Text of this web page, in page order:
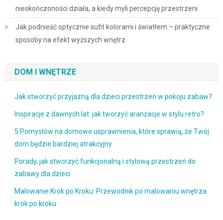
nieskończoności działa, a kiedy myli percepcję przestrzeni
Jak podnieść optycznie sufit kolorami i światłem – praktyczne
sposoby na efekt wyższych wnętrz
DOM I WNĘTRZE
Jak stworzyć przyjazną dla dzieci przestrzeń w pokoju zabaw?
Inspiracje z dawnych lat: jak tworzyć aranżacje w stylu retro?
5 Pomysłów na domowe usprawnienia, które sprawią, że Twój
dom będzie bardziej atrakcyjny
Porady, jak stworzyć funkcjonalną i stylową przestrzeń do
zabawy dla dzieci
Malowanie Krok po Kroku: Przewodnik po malowaniu wnętrza
krok po kroku